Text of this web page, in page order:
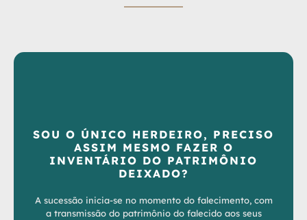
SOU O ÚNICO HERDEIRO, PRECISO
ASSIM MESMO FAZER O
INVENTÁRIO DO PATRIMÔNIO
DEIXADO?
A sucessão inicia-se no momento do falecimento, com
a transmissão do patrimônio do falecido aos seus